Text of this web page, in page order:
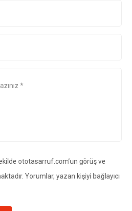
ototasarruf.com’un görüş ve
Yorumlar, yazan kişiyi bağlayıcı